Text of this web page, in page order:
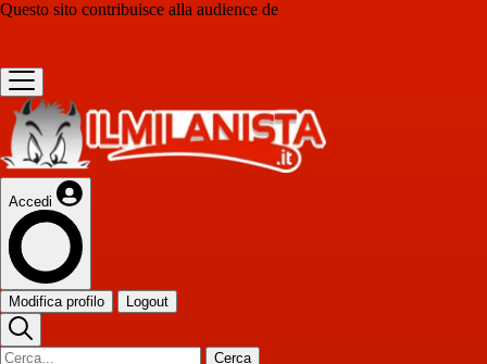
Questo sito contribuisce alla audience de
Accedi
Modifica profilo Logout
Cerca